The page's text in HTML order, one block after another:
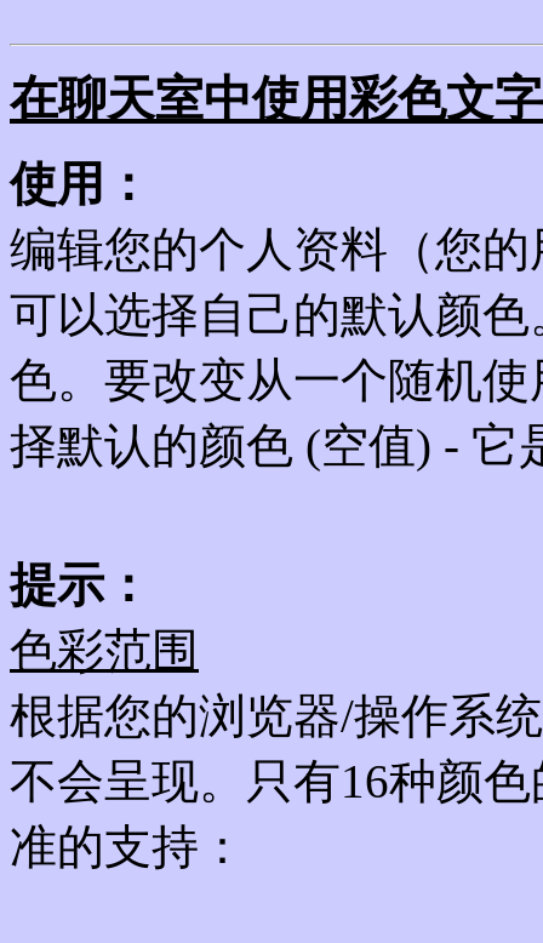
在聊天室中使用彩色文字
使用：
编辑您的个人资料（您
可以选择自己的默认颜
色。要改变从一个随机
择默认的颜色 (空值) - 它
提示：
色彩范围
根据您的浏览器/操作系
不会呈现。只有16种颜
准的支持：